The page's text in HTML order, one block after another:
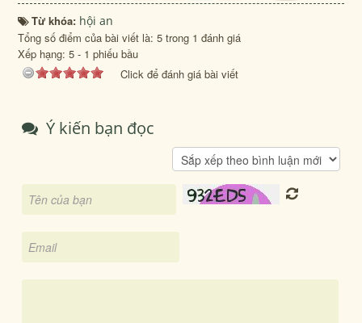
Từ khóa: hội an
Tổng số điểm của bài viết là: 5 trong 1 đánh giá
Xếp hạng:5 - 1 phiếu bầu
Click để đánh giá bài viết
Ý kiến bạn đọc